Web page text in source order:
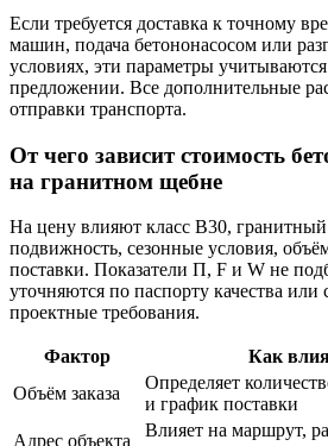
Если требуется доставка к точному
машин, подача бетононасосом или
условиях, эти параметры
предложении. Все дополнительные
отправки транспорта.
От чего зависит стоимость
на гранитном щебне
На цену влияют класс В30, гранитный
подвижность, сезонные условия,
поставки. Показатели П, F и W не
уточняются по паспорту качества или
проектные требования.
Фактор
Как
Объём заказа
Определяет
и график поставки
Адрес объекта
Влияет на маршрут,